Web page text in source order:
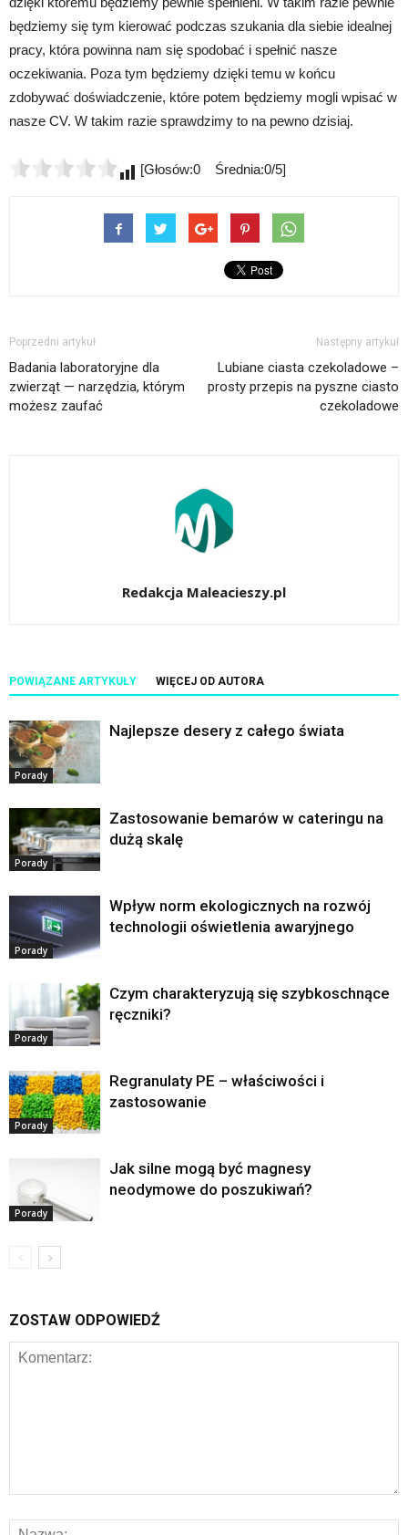
będziemy się tym kierować podczas szukania dla siebie idealnej
pracy, która powinna nam się spodobać i spełnić nasze
oczekiwania. Poza tym będziemy dzięki temu w końcu
zdobywać doświadczenie, które potem będziemy mogli wpisać w
nasze CV. W takim razie sprawdzimy to na pewno dzisiaj.
[Głosów:0 Średnia:0/5]
Poprzedni artykuł
Badania laboratoryjne dla
zwierząt — narzędzia, którym
możesz zaufać
Następny artykuł
Lubiane ciasta czekoladowe –
prosty przepis na pyszne ciasto
czekoladowe
Redakcja Maleacieszy.pl
POWIĄZANE ARTYKUŁY WIĘCEJ OD AUTORA
Porady
Najlepsze desery z całego świata
Porady
Zastosowanie bemarów w cateringu na
dużą skalę
Porady
Wpływ norm ekologicznych na rozwój
technologii oświetlenia awaryjnego
Porady
Czym charakteryzują się szybkoschnące
ręczniki?
Porady
Regranulaty PE – właściwości i
zastosowanie
Porady
Jak silne mogą być magnesy
neodymowe do poszukiwań?
ZOSTAW ODPOWIEDŹ